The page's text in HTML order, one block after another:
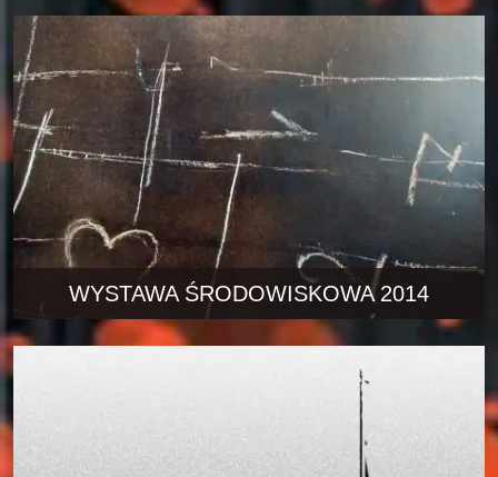
WYSTAWA ŚRODOWISKOWA 2014